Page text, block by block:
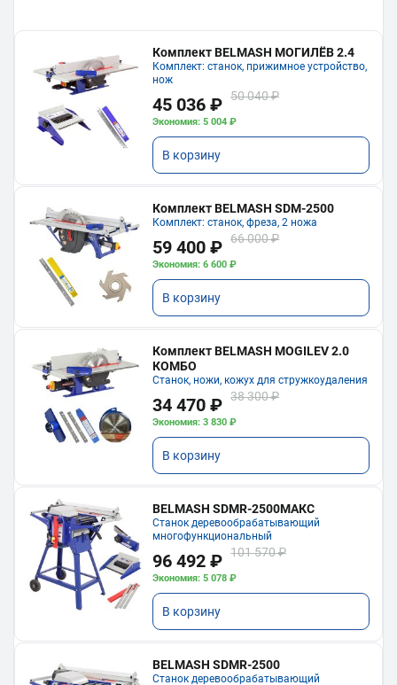
Комплект BELMASH МОГИЛЁВ 2.4
Комплект: станок, прижимное устройство,
нож
45 036 ₽ 50 040 ₽
Экономия: 5 004 ₽
В корзину
Комплект BELMASH SDM-2500
Комплект: станок, фреза, 2 ножа
59 400 ₽ 66 000 ₽
Экономия: 6 600 ₽
В корзину
Комплект BELMASH MOGILEV 2.0
КОМБО
Станок, ножи, кожух для стружкоудаления
34 470 ₽ 38 300 ₽
Экономия: 3 830 ₽
В корзину
BELMASH SDMR-2500МАКС
Станок деревообрабатывающий
многофункциональный
96 492 ₽ 101 570 ₽
Экономия: 5 078 ₽
В корзину
BELMASH SDMR-2500
Станок деревообрабатывающий